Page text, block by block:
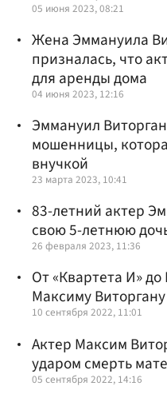
05 июня 2023, 08:21
Жена Эммануила
призналась, что
для аренды дома
04 июня 2023, 12:16
Эммануил
мошенницы,
внучкой
23 марта 2023, 10:41
83-летний актер
свою 5-летнюю
26 февраля 2023, 11:36
От «Квартета И»
Максиму
10 сентября 2022, 11:01
Актер Максим
ударом смерть
05 сентября 2022, 14:16